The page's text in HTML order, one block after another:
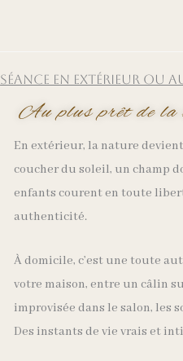
Séance en extérieur ou
Au plus prêt de la
En extérieur, la nature
coucher du soleil, un champ
enfants courent en toute
authenticité.
À domicile, c’est une toute
votre maison, entre un câlin
improvisée dans le salon, les
Des instants de vie vrais et